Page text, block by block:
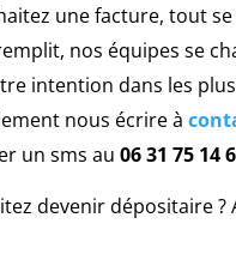
une facture, tout se
nos équipes se
intention dans les
nous écrire à
un sms au 06 31 75 14
devenir dépositaire ?